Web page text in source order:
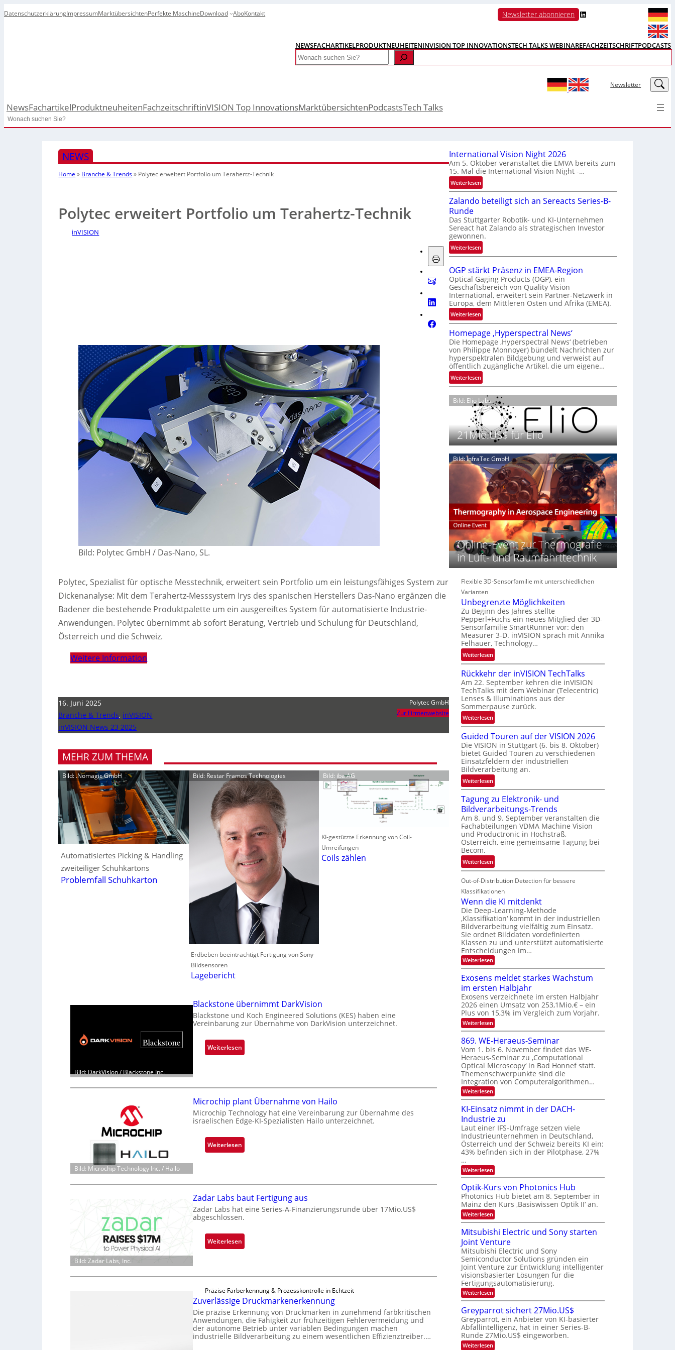
DatenschutzerklärungImpressumMarktübersichtenPerfekte MaschineDownload AboKontakt Newsletter abonnieren LinkedIn
NEWSFACHARTIKELPRODUKTNEUHEITENINVISION TOP INNOVATIONSTECH TALKS WEBINAREFACHZEITSCHRIFTPODCASTS
Search
Newsletter LinkedIn
NewsFachartikelProduktneuheitenFachzeitschriftinVISION Top InnovationsMarktübersichtenPodcastsTech Talks
Search
NEWS
Home » Branche & Trends» Polytec erweitert Portfolio um Terahertz-Technik
Polytec erweitert Portfolio um Terahertz-Technik
inVISION
Bild: Polytec GmbH / Das-Nano, SL.
Polytec, Spezialist für optische Messtechnik, erweitert sein Portfolio um ein leistungsfähiges System zur
Dickenanalyse: Mit dem Terahertz-Messsystem Irys des spanischen Herstellers Das-Nano ergänzen die
Badener die bestehende Produktpalette um ein ausgereiftes System für automatisierte Industrie-
Anwendungen. Polytec übernimmt ab sofort Beratung, Vertrieb und Schulung für Deutschland,
Österreich und die Schweiz.
Weitere Information
16. Juni 2025
Branche & Trends, inVISION
inVISION News 23 2025
Polytec GmbH
Zur Firmenwebsite
MEHR ZUM THEMA
Bild: .Nomagic GmbH
Automatisiertes Picking & Handling
zweiteiliger Schuhkartons
Problemfall Schuhkarton
Bild: Restar Framos Technologies
Erdbeben beeinträchtigt Fertigung von Sony-
Bildsensoren
Lagebericht
Bild: iba AG
KI-gestützte Erkennung von Coil-
Umreifungen
Coils zählen
Bild: DarkVision / Blackstone Inc.
Blackstone übernimmt DarkVision
Blackstone und Koch Engineered Solutions (KES) haben eine
Vereinbarung zur Übernahme von DarkVision unterzeichnet.
Weiterlesen:
B
c
k
s
t
e
e
r
n
i
m
t
r
k
V
i
s
i
Bild: Microchip Technology Inc. / Hailo
Microchip plant Übernahme von Hailo
Microchip Technology hat eine Vereinbarung zur Übernahme des
israelischen Edge-KI-Spezialisten Hailo unterzeichnet.
Weiterlesen:
M
r
o
c
h
p
p
t
Ü
b
e
r
Bild: Zadar Labs, Inc.
Zadar Labs baut Fertigung aus
Zadar Labs hat eine Series-A-Finanzierungsrunde über 17Mio.US$
abgeschlossen.
Weiterlesen:
Z
r
L
a
b
s
Präzise Farberkennung & Prozesskontrolle in Echtzeit
Zuverlässige Druckmarkenerkennung
Die präzise Erkennung von Druckmarken in zunehmend farbkritischen
Anwendungen, die Fähigkeit zur frühzeitigen Fehlervermeidung und
der autonome Betrieb unter variablen Bedingungen machen
industrielle Bildverarbeitung zu einem wesentlichen Effizienztreiber.…
International Vision Night 2026
Am 5. Oktober veranstaltet die EMVA bereits zum
15. Mal die International Vision Night -…
Weiterlesen:
I
n
e
r
n
a
t
i
o
n
a
l
V
i
s
i
o
n
N
i
h
t
2
0
2
Zalando beteiligt sich an Sereacts Series-B-
Runde
Das Stuttgarter Robotik- und KI-Unternehmen
Sereact hat Zalando als strategischen Investor
gewonnen.
Weiterlesen:
Z
a
l
a
n
d
o
b
e
t
e
i
l
i
t
s
i
c
h
a
n
S
e
e
a
c
t
S
e
r
e
s
-
B
-
R
u
n
d
e
OGP stärkt Präsenz in EMEA-Region
Optical Gaging Products (OGP), ein
Geschäftsbereich von Quality Vision
International, erweitert sein Partner-Netzwerk in
Europa, dem Mittleren Osten und Afrika (EMEA).
Weiterlesen:
O
G
P
s
t
ä
r
t
P
r
ä
s
e
n
z
i
E
M
E
A
R
e
g
o
n
Homepage ‚Hyperspectral News‘
Die Homepage ‚Hyperspectral News‘ (betrieben
von Philippe Monnoyer) bündelt Nachrichten zur
hyperspektralen Bildgebung und verweist auf
öffentlich zugängliche Artikel, die um eigene…
Weiterlesen:
H
o
m
e
p
a
g
e
‚
H
y
p
e
r
s
p
e
c
t
r
N
e
w
s
Bild: Elio Labs.
21Mio.US$ für Elio
Bild: InfraTec GmbH
Online-Event zur Thermografie
in Luft- und Raumfahrttechnik
Flexible 3D-Sensorfamilie mit unterschiedlichen
Varianten
Unbegrenzte Möglichkeiten
Zu Beginn des Jahres stellte
Pepperl+Fuchs ein neues Mitglied der 3D-
Sensorfamilie SmartRunner vor: den
Measurer 3-D. inVISION sprach mit Annika
Felhauer, Technology…
Weiterlesen:
U
n
b
e
g
r
e
z
t
e
M
g
l
i
c
h
k
e
i
t
e
n
Rückkehr der inVISION TechTalks
Am 22. September kehren die inVISION
TechTalks mit dem Webinar (Telecentric)
Lenses & Illuminations aus der
Sommerpause zurück.
Weiterlesen:
R
ü
c
k
k
e
h
d
e
r
i
n
I
S
I
O
N
T
e
c
h
T
a
l
k
Guided Touren auf der VISION 2026
Die VISION in Stuttgart (6. bis 8. Oktober)
bietet Guided Touren zu verschiedenen
Einsatzfeldern der industriellen
Bildverarbeitung an.
Weiterlesen:
G
u
i
d
e
d
T
o
u
e
n
a
u
f
d
e
r
V
I
S
I
O
N
2
0
2
6
Tagung zu Elektronik- und
Bildverarbeitungs-Trends
Am 8. und 9. September veranstalten die
Fachabteilungen VDMA Machine Vision
und Productronic in Hochstraß,
Österreich, eine gemeinsame Tagung bei
Becom.
Weiterlesen:
T
a
g
u
n
g
z
u
E
l
e
k
t
r
o
n
i
k
-
u
n
d
B
i
l
d
v
e
r
a
r
b
e
i
t
u
n
g
s
-
T
r
e
n
d
s
Out-of-Distribution Detection für bessere
Klassifikationen
Wenn die KI mitdenkt
Die Deep-Learning-Methode
‚Klassifikation‘ kommt in der industriellen
Bildverarbeitung vielfältig zum Einsatz.
Sie ordnet Bilddaten vordefinierten
Klassen zu und unterstützt automatisierte
Entscheidungen im…
Weiterlesen:
W
n
n
d
i
e
K
I
m
i
t
d
e
n
k
t
Exosens meldet starkes Wachstum
im ersten Halbjahr
Exosens verzeichnete im ersten Halbjahr
2026 einen Umsatz von 253,1Mio.€ – ein
Plus von 15,3% im Vergleich zum Vorjahr.
Weiterlesen:
E
x
o
s
e
n
s
m
e
l
d
e
t
s
t
a
r
k
e
W
a
h
s
t
u
m
m
e
r
s
t
e
n
H
a
l
b
j
a
h
r
869. WE-Heraeus-Seminar
Vom 1. bis 6. November findet das WE-
Heraeus-Seminar zu ‚Computational
Optical Microscopy‘ in Bad Honnef statt.
Themenschwerpunkte sind die
Integration von Computeralgorithmen…
Weiterlesen:
8
9
.
W
E
-
H
e
a
e
s
-
S
e
m
i
n
a
r
KI-Einsatz nimmt in der DACH-
Industrie zu
Laut einer IFS-Umfrage setzen viele
Industrieunternehmen in Deutschland,
Österreich und der Schweiz bereits KI ein:
43% befinden sich in der Pilotphase, 27%
…
Weiterlesen:
K
-
E
i
n
s
a
t
z
n
i
m
m
t
i
n
d
e
r
D
A
C
H
-
Optik-Kurs von Photonics Hub
Photonics Hub bietet am 8. September in
Mainz den Kurs ‚Basiswissen Optik II‘ an.
Weiterlesen:
O
p
t
i
k
-
K
u
r
s
v
o
P
h
o
t
o
n
Mitsubishi Electric und Sony starten
Joint Venture
Mitsubishi Electric und Sony
Semiconductor Solutions gründen ein
Joint Venture zur Entwicklung intelligenter
visionsbasierter Lösungen für die
Fertigungsautomatisierung.
Weiterlesen:
M
t
s
u
b
i
s
Greyparrot sichert 27Mio.US$
Greyparrot, ein Anbieter von KI-basierter
Abfallintelligenz, hat in einer Series-B-
Runde 27Mio.US$ eingeworben.
Weiterlesen: